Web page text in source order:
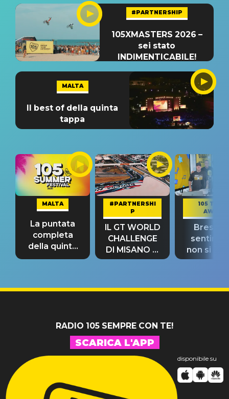
#PARTNERSHIP
105XMASTERS 2026 –
sei stato
INDIMENTICABILE!
MALTA
Il best of della quinta
tappa
MALTA
La puntata
completa
della quinta
tappa
#PARTNERSHI
P
IL GT WORLD
CHALLENGE
DI MISANO si
riconferma
105 TAKE
AWAY
Bresh:
non si
fino alla
RADIO 105 SEMPRE CON TE!
SCARICA L'APP
disponibile su